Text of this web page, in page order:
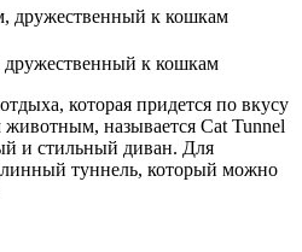
дружественный к кошкам
которая придется по вкусу
называется Cat Tunnel
и стильный диван. Для
туннель, который можно